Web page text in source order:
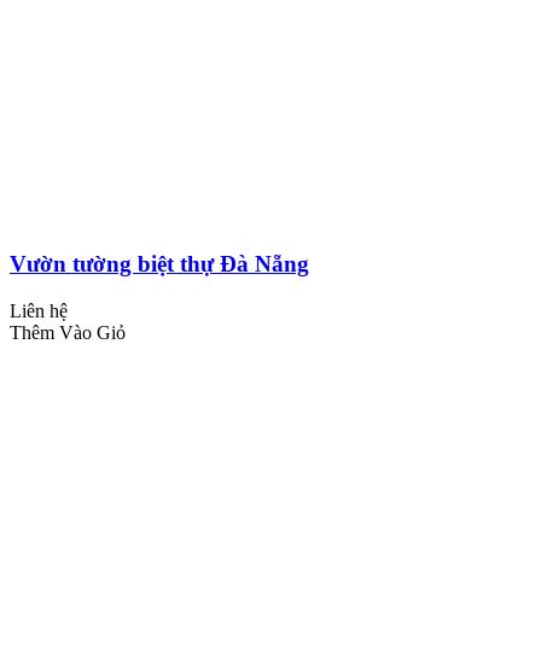
Vườn tường biệt thự Đà Nẵng
Liên hệ
Thêm Vào Giỏ